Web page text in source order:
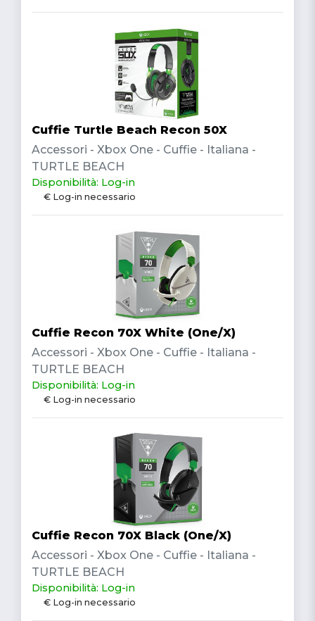
Cuffie Turtle Beach Recon 50X
Accessori - Xbox One - Cuffie - Italiana -
TURTLE BEACH
Disponibilità: Log-in
€ Log-in necessario
Cuffie Recon 70X White (One/X)
Accessori - Xbox One - Cuffie - Italiana -
TURTLE BEACH
Disponibilità: Log-in
€ Log-in necessario
Cuffie Recon 70X Black (One/X)
Accessori - Xbox One - Cuffie - Italiana -
TURTLE BEACH
Disponibilità: Log-in
€ Log-in necessario